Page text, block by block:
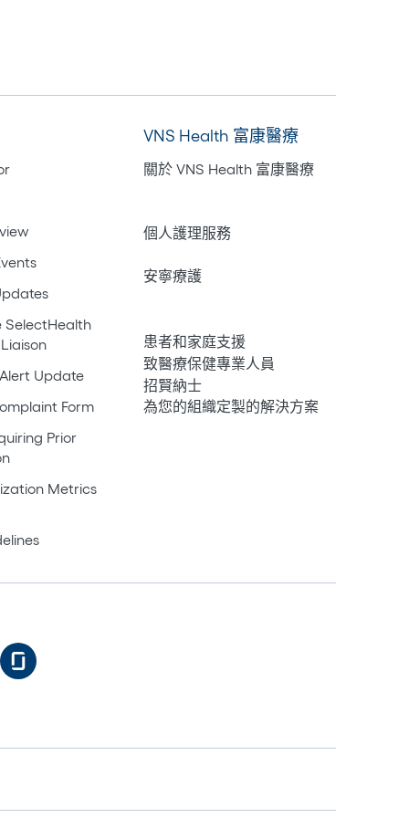
Update
Form
Prior
Metrics
VNS Health 富康醫療
關於 VNS Health 富康醫療
個人護理服務
安寧療護
患者和家庭支援
致醫療保健專業人員
招賢納士
為您的組織定製的解決方案